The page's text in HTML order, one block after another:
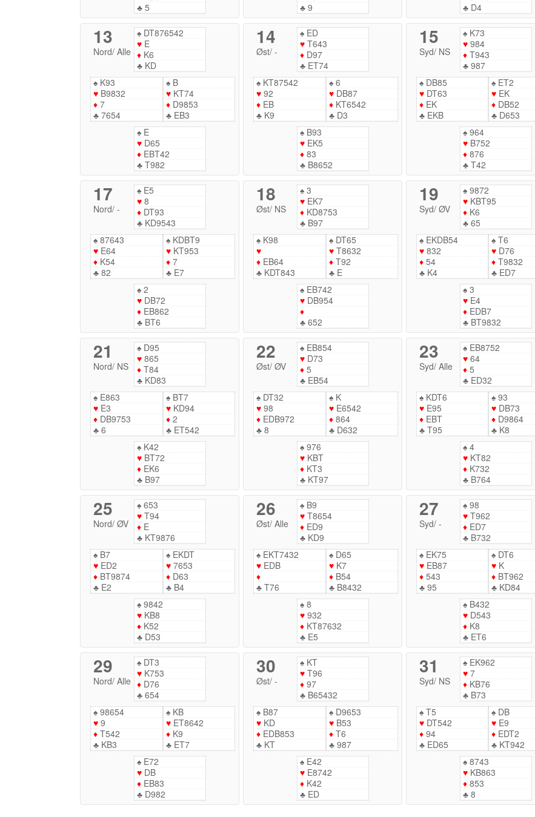
♣ 5
♣9
♣D4
13
Nord/Alle
♠ DT876542
♥ E
♦ K6
♣ KD
♠ K93
♥ B9832
♦ 7
♣ 7654
♠B
♥KT74
♦D9853
♣EB3
♠ E
♥ D65
♦ EBT42
♣ T982
14
Øst/-
♠ED
♥T643
♦D97
♣ET74
♠ KT87542
♥ 92
♦ EB
♣ K9
♠6
♥DB87
♦KT6542
♣D3
♠B93
♥EK5
♦83
♣B8652
15
Syd/ NS
♠K73
♥984
♦T943
♣987
♠ DB85
♥ DT63
♦ EK
♣ EKB
♠ ET2
♥ EK
♦ DB52
♣ D653
♠964
♥B752
♦876
♣T42
17
Nord/-
♠ E5
♥ 8
♦ DT93
♣ KD9543
♠ 87643
♥ E64
♦ K54
♣ 82
♠KDBT9
♥KT953
♦7
♣E7
♠ 2
♥ DB72
♦ EB862
♣ BT6
18
Øst/ NS
♠3
♥EK7
♦KD8753
♣B97
♠ K98
♥
♦ EB64
♣ KDT843
♠DT65
♥T8632
♦T92
♣E
♠EB742
♥DB954
♦
♣652
19
Syd/ ØV
♠9872
♥KBT95
♦K6
♣65
♠ EKDB54
♥ 832
♦ 54
♣ K4
♠ T6
♥ D76
♦ T9832
♣ ED7
♠3
♥E4
♦EDB7
♣BT9832
21
Nord/ NS
♠ D95
♥ 865
♦ T84
♣ KD83
♠ E863
♥ E3
♦ DB9753
♣ 6
♠BT7
♥KD94
♦2
♣ET542
♠ K42
♥ BT72
♦ EK6
♣ B97
22
Øst/ØV
♠EB854
♥D73
♦5
♣EB54
♠ DT32
♥ 98
♦ EDB972
♣ 8
♠K
♥E6542
♦864
♣D632
♠976
♥KBT
♦KT3
♣KT97
23
Syd/ Alle
♠EB8752
♥64
♦5
♣ED32
♠ KDT6
♥ E95
♦ EBT
♣ T95
♠ 93
♥ DB73
♦ D9864
♣ K8
♠4
♥KT82
♦K732
♣B764
25
Nord/ØV
♠ 653
♥ T94
♦ E
♣ KT9876
♠ B7
♥ ED2
♦ BT9874
♣ E2
♠EKDT
♥7653
♦D63
♣B4
♠ 9842
♥ KB8
♦ K52
♣ D53
26
Øst/Alle
♠B9
♥T8654
♦ED9
♣KD9
♠ EKT7432
♥ EDB
♦
♣ T76
♠D65
♥K7
♦B54
♣B8432
♠8
♥932
♦KT87632
♣E5
27
Syd/ -
♠98
♥T962
♦ED7
♣B732
♠ EK75
♥ EB87
♦ 543
♣ 95
♠ DT6
♥ K
♦ BT962
♣ KD84
♠B432
♥D543
♦K8
♣ET6
29
Nord/Alle
♠ DT3
♥ K753
♦ D76
♣ 654
♠ 98654
♥ 9
♦ T542
♣ KB3
♠KB
♥ET8642
♦K9
♣ET7
♠ E72
♥ DB
♦ EB83
♣ D982
30
Øst/-
♠KT
♥T96
♦97
♣B65432
♠ B87
♥ KD
♦ EDB853
♣ KT
♠D9653
♥B53
♦T6
♣987
♠E42
♥E8742
♦K42
♣ED
31
Syd/ NS
♠EK962
♥7
♦KB76
♣B73
♠ T5
♥ DT542
♦ 94
♣ ED65
♠ DB
♥ E9
♦ EDT2
♣ KT942
♠8743
♥KB863
♦853
♣8